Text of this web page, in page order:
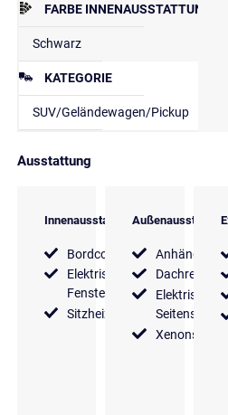
FARBE INNENAUSSTATTUNG
Schwarz
KATEGORIE
SUV/Geländewagen/Pickup
Ausstattung
Innenausstattung
Bordcomputer
Elektrische
Fensterheber
Sitzheizung
Außenausstattung
Dachreling
Elektrische
Seitenspiegel